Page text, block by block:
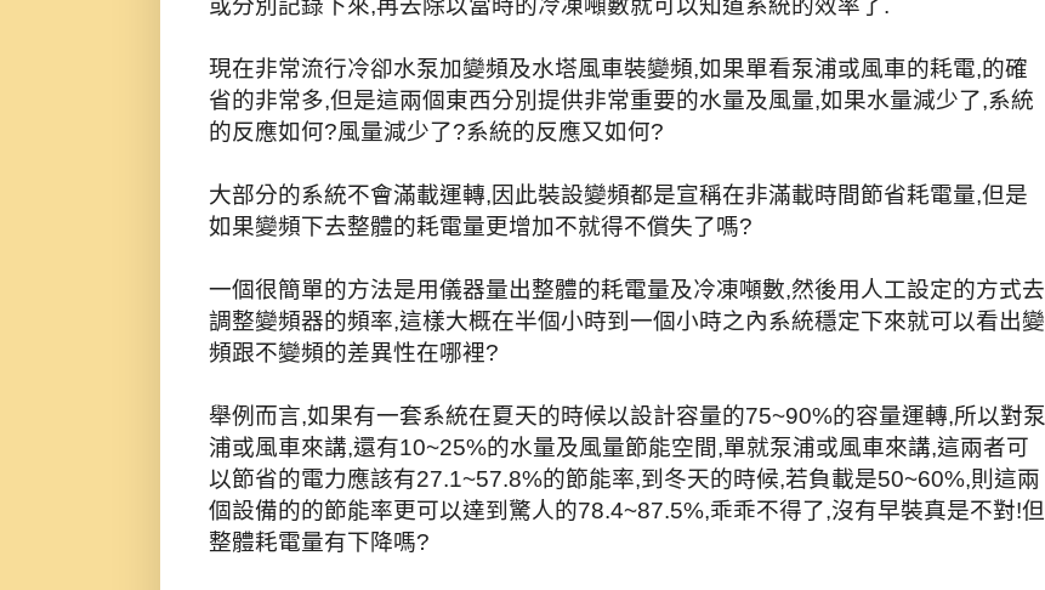
或分別記錄下來,再去除以當時的冷凍噸數就可以知道系統的效率了.
現在非常流行冷卻水泵加變頻及水塔風車裝變頻,如果單看泵浦或風車的耗電,的確
省的非常多,但是這兩個東西分別提供非常重要的水量及風量,如果水量減少了,系統
的反應如何?風量減少了?系統的反應又如何?
大部分的系統不會滿載運轉,因此裝設變頻都是宣稱在非滿載時間節省耗電量,但是
如果變頻下去整體的耗電量更增加不就得不償失了嗎?
一個很簡單的方法是用儀器量出整體的耗電量及冷凍噸數,然後用人工設定的方式去
調整變頻器的頻率,這樣大概在半個小時到一個小時之內系統穩定下來就可以看出變
頻跟不變頻的差異性在哪裡?
舉例而言,如果有一套系統在夏天的時候以設計容量的75~90%的容量運轉,所以對泵
浦或風車來講,還有10~25%的水量及風量節能空間,單就泵浦或風車來講,這兩者可
以節省的電力應該有27.1~57.8%的節能率,到冬天的時候,若負載是50~60%,則這兩
個設備的的節能率更可以達到驚人的78.4~87.5%,乖乖不得了,沒有早裝真是不對!但
整體耗電量有下降嗎?